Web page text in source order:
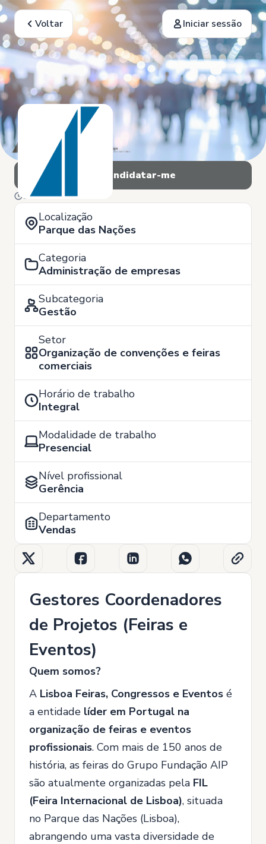
Voltar Iniciar sessão
Candidatar-me
5 de Setembro
Localização
Parque das Nações
Categoria
Administração de empresas
Subcategoria
Gestão
Setor
Organização de convenções e feiras
comerciais
Horário de trabalho
Integral
Modalidade de trabalho
Presencial
Nível profissional
Gerência
Departamento
Vendas
Gestores Coordenadores
de Projetos (Feiras e
Eventos)
Quem somos?
A Lisboa Feiras, Congressos e Eventos é
a entidade líder em Portugal na
organização de feiras e eventos
profissionais. Com mais de 150 anos de
história, as feiras do Grupo Fundação AIP
são atualmente organizadas pela FIL
(Feira Internacional de Lisboa), situada
no Parque das Nações (Lisboa),
abrangendo uma vasta diversidade de